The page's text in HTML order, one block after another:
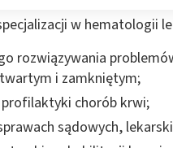
w hematologii
rozwiązywania
i zamkniętym;
chorób krwi;
sądowych,
treści
doboru spersonalizowanych